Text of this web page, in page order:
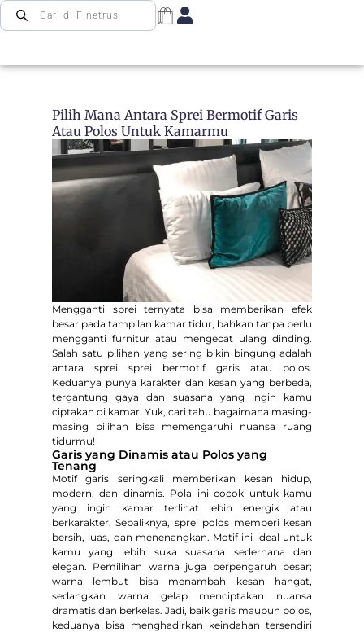
Pilih Mana Antara Sprei Bermotif Garis
Atau Polos Untuk Kamarmu
Mengganti sprei ternyata bisa memberikan efek
besar pada tampilan kamar tidur, bahkan tanpa perlu
mengganti furnitur atau mengecat ulang dinding.
Salah satu pilihan yang sering bikin bingung adalah
antara sprei sprei bermotif garis atau polos.
Keduanya punya karakter dan kesan yang berbeda,
tergantung gaya dan suasana yang ingin kamu
ciptakan di kamar. Yuk, cari tahu bagaimana masing-
masing pilihan bisa memengaruhi nuansa ruang
tidurmu!
Garis yang Dinamis atau Polos yang
Tenang
Motif garis seringkali memberikan kesan hidup,
modern, dan dinamis. Pola ini cocok untuk kamu
yang ingin kamar terlihat lebih energik atau
berkarakter. Sebaliknya, sprei polos memberi kesan
bersih, luas, dan menenangkan. Motif ini ideal untuk
kamu yang lebih suka suasana sederhana dan
elegan. Pemilihan warna juga berpengaruh besar;
warna lembut bisa menambah kesan hangat,
sedangkan warna gelap menciptakan nuansa
dramatis dan berkelas. Jadi, baik garis maupun polos,
keduanya bisa menghadirkan keindahan tersendiri